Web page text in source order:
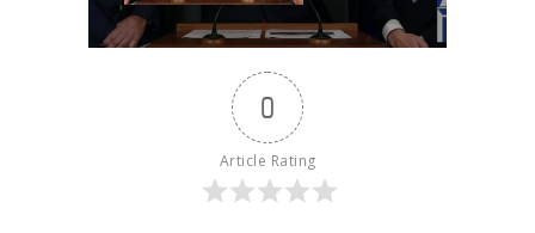
moi un ...
Read more
vendredi à
18h :
N0BbyPdWY
Tg/join
0
Article Rating